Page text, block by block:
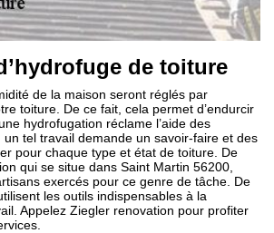
de toiture
de la maison seront réglés par
toiture. De ce fait, cela permet d’endurcir
hydrofugation réclame l’aide des
un tel travail demande un savoir-faire et des
pour chaque type et état de toiture. De
qui se situe dans Saint Martin 56200,
exercés pour ce genre de tâche. De
les outils indispensables à la
Appelez Ziegler renovation pour profiter